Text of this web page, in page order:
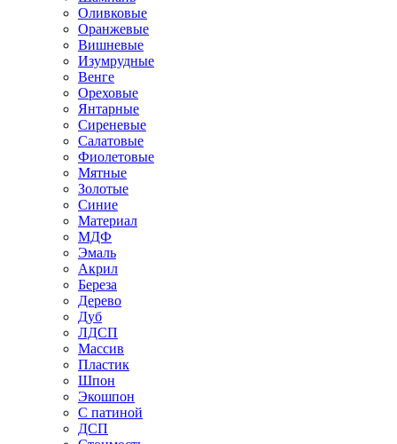
Оливковые
Оранжевые
Вишневые
Изумрудные
Венге
Ореховые
Янтарные
Сиреневые
Салатовые
Фиолетовые
Мятные
Золотые
Синие
Материал
МДФ
Эмаль
Акрил
Береза
Дерево
Дуб
ЛДСП
Массив
Пластик
Шпон
Экошпон
С патиной
ДСП